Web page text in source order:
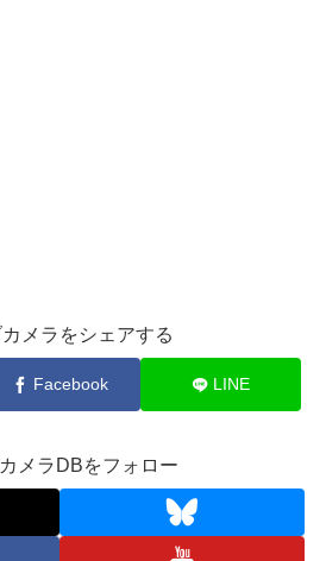
メラをシェアする
Facebook LINE
メラDBをフォロー